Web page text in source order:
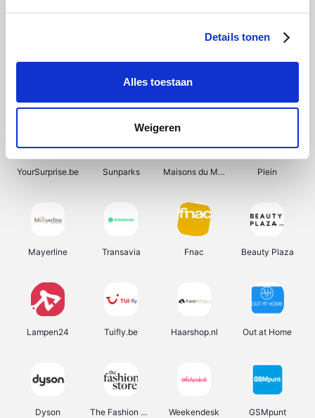
Details tonen
Alles toestaan
Weigeren
Shein Bergfreunde Pazzox Smartwatchbanden
YourSurprise.be Sunparks Maisons du Monde Plein
Mayerline Transavia Fnac Beauty Plaza
Lampen24 Tuifly.be Haarshop.nl Out at Home
Dyson The Fashion Store Weekendesk GSMpunt